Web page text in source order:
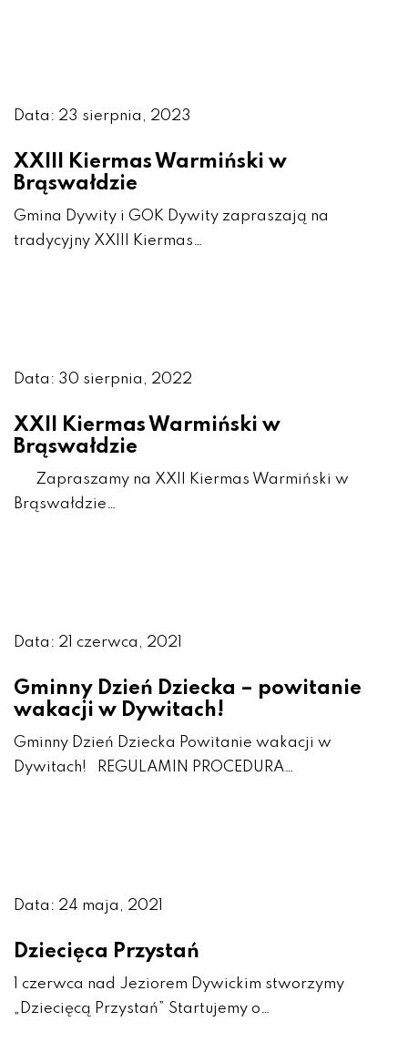
Data: 23 sierpnia, 2023
XXIII Kiermas Warmiński w
Brąswałdzie
Gmina Dywity i GOK Dywity zapraszają na
tradycyjny XXIII Kiermas…
Data: 30 sierpnia, 2022
XXII Kiermas Warmiński w
Brąswałdzie
Zapraszamy na XXII Kiermas Warmiński w
Brąswałdzie…
Data: 21 czerwca, 2021
Gminny Dzień Dziecka – powitanie
wakacji w Dywitach!
Gminny Dzień Dziecka Powitanie wakacji w
Dywitach! REGULAMIN PROCEDURA…
Data: 24 maja, 2021
Dziecięca Przystań
1 czerwca nad Jeziorem Dywickim stworzymy
„Dziecięcą Przystań” Startujemy o…